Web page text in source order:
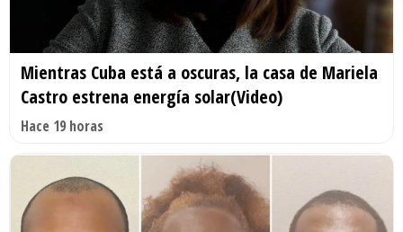
Mientras Cuba está a oscuras, la casa de Mariela
Castro estrena energía solar(Video)
Hace 19 horas